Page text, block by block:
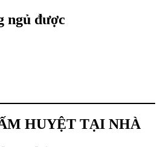
ngủ được
HUYỆT TẠI NHÀ